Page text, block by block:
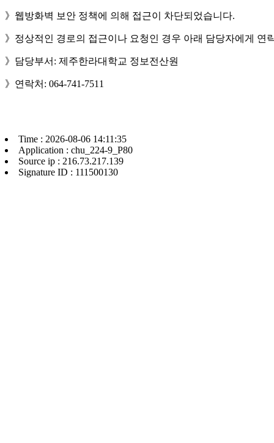
》웹방화벽 보안 정책에 의해 접근이 차단되었습니다.
》정상적인 경로의 접근이나 요청인 경우 아래 담당자에게 연
》담당부서: 제주한라대학교 정보전산원
》연락처: 064-741-7511
Time : 2026-08-06 14:11:35
Application : chu_224-9_P80
Source ip : 216.73.217.139
Signature ID : 111500130